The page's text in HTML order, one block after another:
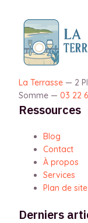
La Terrasse — 2
Somme — 03 22
Ressources
Blog
Contact
À propos
Services
Plan de site
Derniers